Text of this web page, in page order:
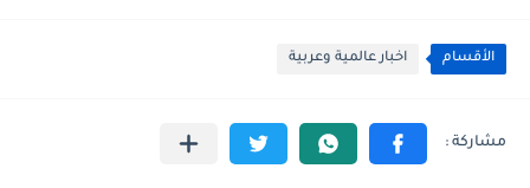
الأقسام اخبار عالمية وعربية